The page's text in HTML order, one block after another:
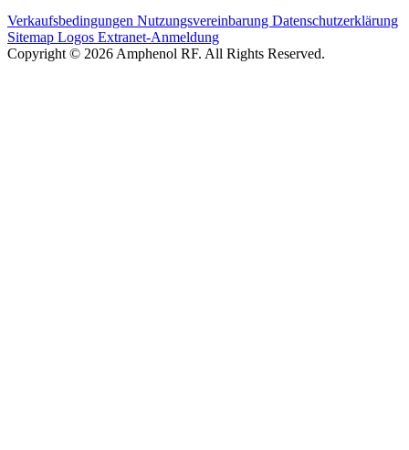
Verkaufsbedingungen Nutzungsvereinbarung Datenschutzerklärung
Sitemap Logos Extranet-Anmeldung
Copyright © 2026 Amphenol RF. All Rights Reserved.